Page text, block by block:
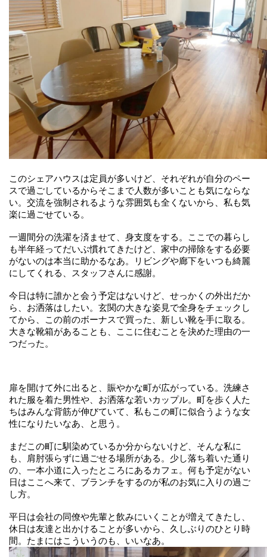
このシェアハウスは定員が多いけど、それぞれが自分のペー
スで過ごしているからそこまで人数が多いことも気にならな
い。交流を強制されるような雰囲気も全くないから、私も気
楽に過ごせている。
一週間分の洗濯を済ませて、身支度をする。ここでの暮らし
も半年経ってだいぶ慣れてきたけど、家中の掃除をする必要
がないのは本当に助かるなあ。リビングや廊下をいつも綺麗
にしてくれる、スタッフさんに感謝。
今日は特に誰かと会う予定はないけど、せっかくの外出だか
ら、お洒落はしたい。玄関の大きな姿見で全身をチェックし
てから、この前のボーナスで買った、新しい靴を手に取る。
大きな靴箱があることも、ここに住むことを決めた理由の一
つだった。
扉を開けて外に出ると、賑やかな町が広がっている。洗練さ
れた服を着た男性や、お洒落な若いカップル。町を歩く人た
ちはみんな背筋が伸びていて、私もこの町に似合うような女
性になりたいなあ、と思う。
まだこの町に馴染めているか分からないけど、そんな私に
も、肩肘張らずに過ごせる場所がある。少し落ち着いた通り
の、一本小道に入ったところにあるカフェ。何も予定がない
日はここへ来て、ブランチをするのが私のお気に入りの過ご
し方。
平日は会社の同僚や先輩と飲みにいくことが増えてきたし、
休日は友達と出かけることが多いから、久しぶりのひとり時
間。たまにはこういうのも、いいなあ。